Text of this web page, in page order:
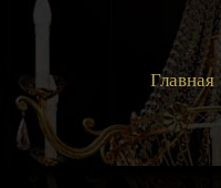
Главная